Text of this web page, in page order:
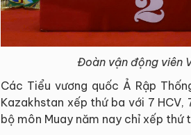
Đoàn vận động viên
Các Tiểu vương quốc Ả Rập
Kazakhstan xếp thứ ba với 7
bộ môn Muay năm nay chỉ xếp thứ